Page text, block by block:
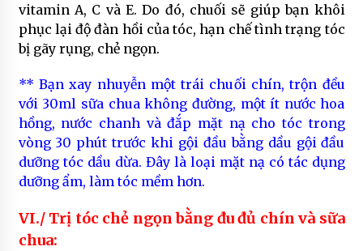
vitamin A, C và E. Do đó, chuối sẽ giúp bạn khôi
phục lại độ đàn hồi của tóc, hạn chế tình trạng tóc
bị gãy rụng, chẻ ngọn.
** Bạn xay nhuyễn một trái chuối chín, trộn đều
với 30ml sữa chua không đường, một ít nước hoa
hồng, nước chanh và đắp mặt nạ cho tóc trong
vòng 30 phút trước khi gội đầu bằng dầu gội đầu
dưỡng tóc dầu dừa. Đây là loại mặt nạ có tác dụng
dưỡng ẩm, làm tóc mềm hơn.
VI./ Trị tóc chẻ ngọn bằng đu đủ chín và sữa
chua: